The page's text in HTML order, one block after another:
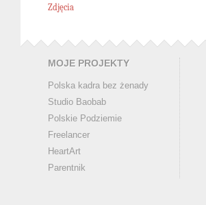
Zdjęcia
MOJE PROJEKTY
Polska kadra bez żenady
Studio Baobab
Polskie Podziemie
Freelancer
HeartArt
Parentnik